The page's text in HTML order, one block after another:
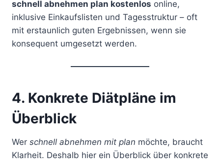
schnell abnehmen plan kostenlos online,
inklusive Einkaufslisten und Tagesstruktur – oft
mit erstaunlich guten Ergebnissen, wenn sie
konsequent umgesetzt werden.
4. Konkrete Diätpläne im
Überblick
Wer schnell abnehmen mit plan möchte, braucht
Klarheit. Deshalb hier ein Überblick über konkrete